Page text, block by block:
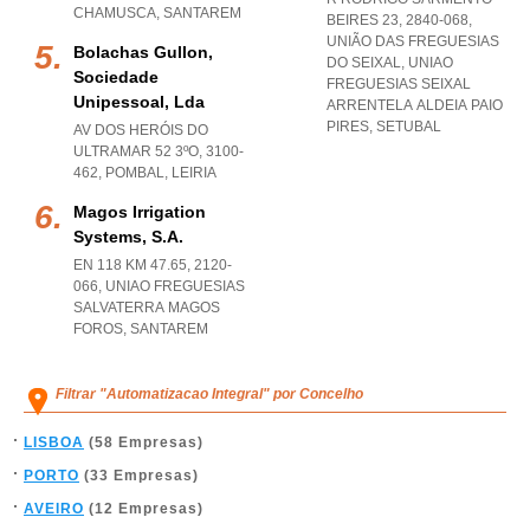
CHAMUSCA, SANTAREM
Bolachas Gullon,
Sociedade
Unipessoal, Lda
AV DOS HERÓIS DO
ULTRAMAR 52 3ºO, 3100-
462, POMBAL, LEIRIA
Magos Irrigation
Systems, S.a.
EN 118 KM 47.65, 2120-
066, UNIAO FREGUESIAS
SALVATERRA MAGOS
FOROS, SANTAREM
BEIRES 23, 2840-068,
UNIÃO DAS FREGUESIAS
DO SEIXAL, UNIAO
FREGUESIAS SEIXAL
ARRENTELA ALDEIA PAIO
PIRES, SETUBAL
Filtrar "Automatizacao Integral" por Concelho
LISBOA (58 Empresas)
PORTO (33 Empresas)
AVEIRO (12 Empresas)